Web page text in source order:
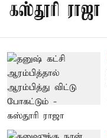
கஸ்தூரி ராஜா